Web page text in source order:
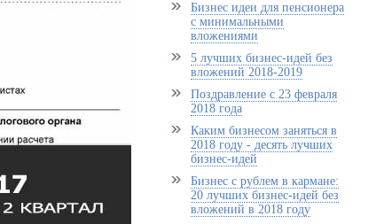
Бизнес идеи для пенсионера
с минимальными
вложениями
5 лучших бизнес-идей без
вложений 2018-2019
Поздравление с 23 февраля
2018 года
Каким бизнесом заняться в
2018 году - десять лучших
бизнес-идей
Бизнес с рублем в кармане:
20 лучших бизнес-идей без
вложений в 2018 году